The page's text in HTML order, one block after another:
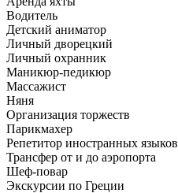
Водитель
Детский аниматор
Личный дворецкий
Личный охранник
Маникюр-педикюр
Массажист
Няня
Организация торжеств
Парикмахер
Репетитор иностранных языков
Трансфер от и до аэропорта
Шеф-повар
Экскурсии по Греции